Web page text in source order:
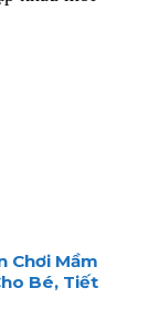
Chơi Mầm
Bé, Tiết